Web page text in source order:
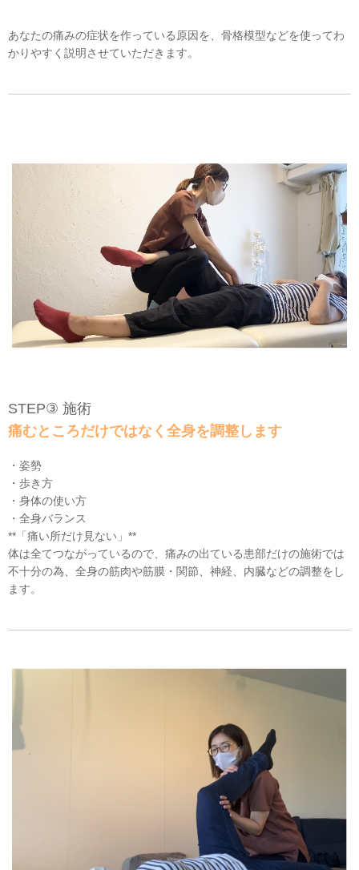
あなたの痛みの症状を作っている原因を、骨格模型などを使ってわ
かりやすく説明させていただきます。
STEP③ 施術
痛むところだけではなく全身を調整します
・姿勢
・歩き方
・身体の使い方
・全身バランス
**「痛い所だけ見ない」**
体は全てつながっているので、痛みの出ている患部だけの施術では
不十分の為、全身の筋肉や筋膜・関節、神経、内臓などの調整をし
ます。